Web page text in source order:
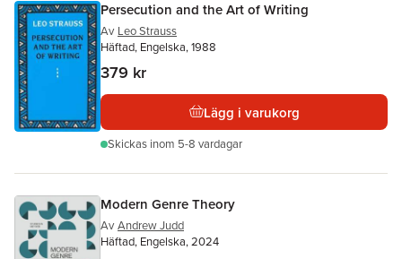
Persecution and the Art of Writing
Av Leo Strauss
Häftad, Engelska, 1988
379 kr
Lägg i varukorg
Skickas inom 5-8 vardagar
Modern Genre Theory
Av Andrew Judd
Häftad, Engelska, 2024